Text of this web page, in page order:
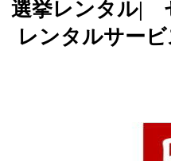
選挙レンタル|
レンタルサービ